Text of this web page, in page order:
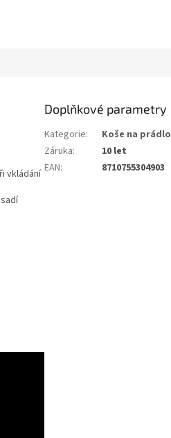
vkládání
Doplňkové parametry
Kategorie:
Koše na prádlo
Záruka:
10 let
EAN: 8710755304903